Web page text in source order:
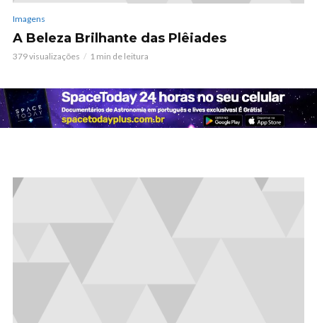
Imagens
A Beleza Brilhante das Plêiades
379 visualizações 1 min de leitura